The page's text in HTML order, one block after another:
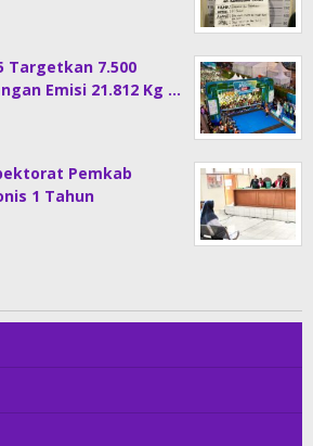
Targetkan 7.500
Emisi 21.812 Kg …
Pemkab
1 Tahun